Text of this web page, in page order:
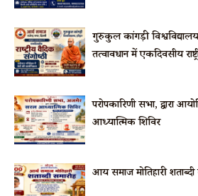
गुरुकुल कांगड़ी
तत्वावधान में एकदिवसीय
परोपकारिणी सभा, द्वारा
आध्यात्मिक शिविर
आर्य समाज मोतिहारी शताब्दी